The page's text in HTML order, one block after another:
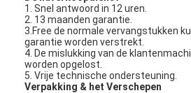
1. Snel antwoord in 12 uren.
2. 13 maanden garantie.
3.Free de normale vervangstukken
garantie worden verstrekt.
4. De mislukking van de
worden opgelost.
5. Vrije technische ondersteuning.
Verpakking & het Verschepen